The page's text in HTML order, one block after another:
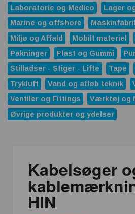
Laboratorie og Medico
Lager
Marine og offshore
Miljø og Affald
Mobilt materiel
Pakninger
Plast og Gummi
Stilladser - Stiger - Lifte
Tape
Trykluft
Vand og afløb teknik
Ventiler og Fittings
Værktøj og
Øvrige produkter og ydelser
Kabelsøger
HIN